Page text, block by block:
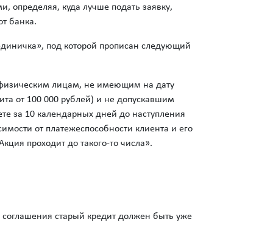
определяя, куда лучше подать заявку,
банка.
под которой прописан следующий
физическим лицам, не имеющим на дату
от 100 000 рублей) и не допускавшим
за 10 календарных дней до наступления
от платежеспособности клиента и его
проходит до такого-то числа».
старый кредит должен быть уже